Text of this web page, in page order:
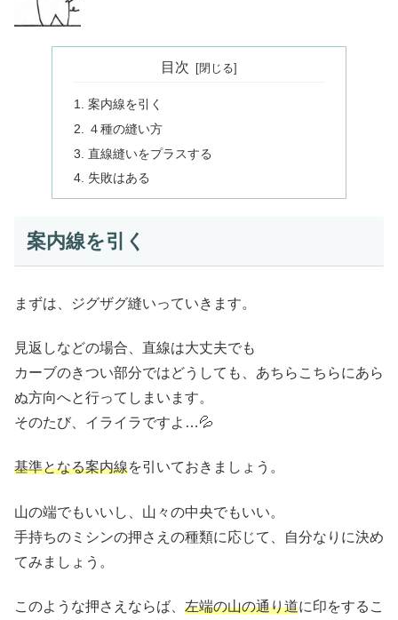
目次
案内線を引く
４種の縫い方
直線縫いをプラスする
失敗はある
案内線を引く
まずは、ジグザグ縫いっていきます。
見返しなどの場合、直線は大丈夫でも
カーブのきつい部分ではどうしても、あちらこちらにあら
ぬ方向へと行ってしまいます。
そのたび、イライラですよ…💦
基準となる案内線を引いておきましょう。
山の端でもいいし、山々の中央でもいい。
手持ちのミシンの押さえの種類に応じて、自分なりに決め
てみましょう。
このような押さえならば、 左端の山の通り道に印をするこ